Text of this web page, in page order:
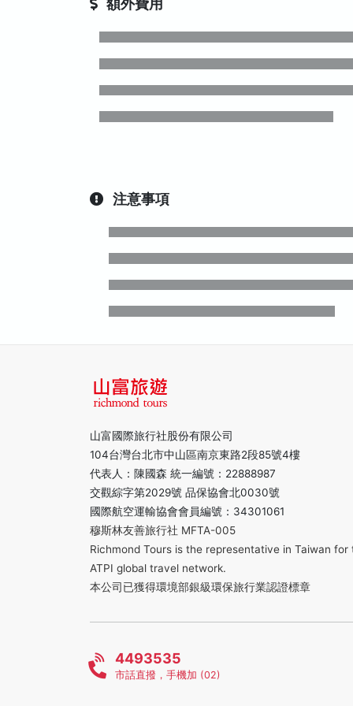
額外費用
注意事項
山富國際旅行社股份有限公司
104台灣台北市中山區南京東路2段85號4樓
代表人：陳國森 統一編號：22888987
交觀綜字第2029號 品保協會北0030號
國際航空運輸協會會員編號：34301061
穆斯林友善旅行社 MFTA-005
Richmond Tours is the representative in Taiwan for
ATPI global travel network.
本公司已獲得環境部銀級環保旅行業認證標章
4493535
市話直撥，手機加 (02)